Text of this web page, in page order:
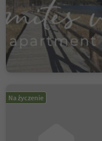
Na życzenie